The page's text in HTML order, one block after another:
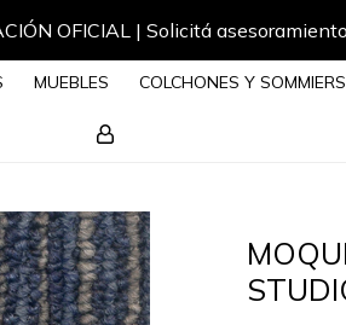
OFICIAL | Solicitá
MUEBLES COLCHONES Y SOMMIERS